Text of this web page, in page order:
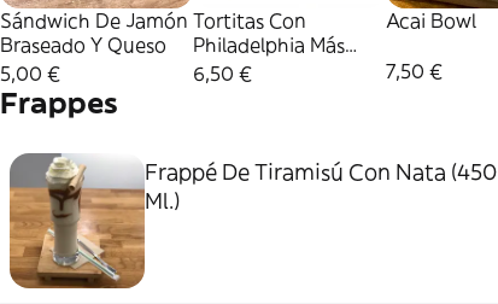
Sándwich De Jamón
Braseado Y Queso
5,00 €
Tortitas Con
Philadelphia Más
Pavo Y Queso
6,50 €
Acai Bowl
7,50 €
Frappes
Frappé De Tiramisú Con Nata (450
Ml.)